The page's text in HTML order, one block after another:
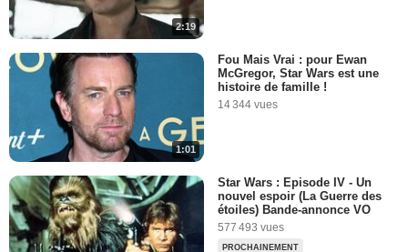
6:37
1:43
Star Wars par John Boyega,
Jennifer Lawrence, Matthew
Han Solo à la Star Wars
Celebration 2016
8 675 vues -Il y a 10 ans
2:19
1:01
Fou Mais Vrai : pour Ewan
McGregor, Star Wars est une
histoire de famille !
14 344 vues
Star Wars : Episode IV - Un
nouvel espoir (La Guerre des
étoiles) Bande-annonce VO
577 493 vues
PROCHAINEMENT